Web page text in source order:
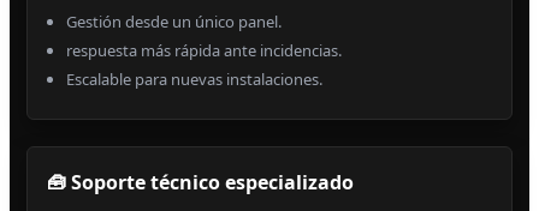
Gestión desde un único panel.
respuesta más rápida ante incidencias.
Escalable para nuevas instalaciones.
🧰 Soporte técnico especializado